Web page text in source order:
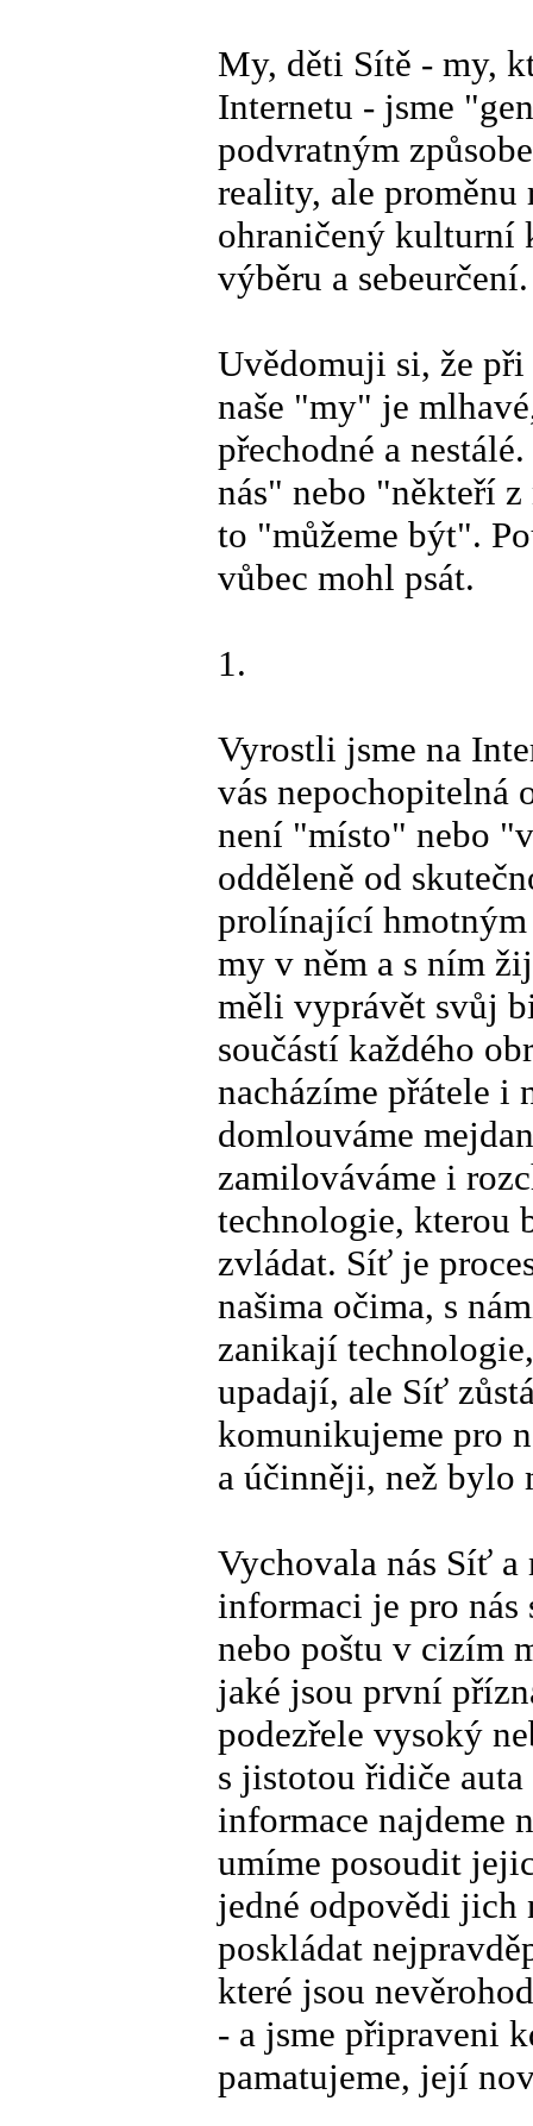
My, děti Sítě - my,
Internetu - jsme
podvratným
reality, ale
ohraničený kulturní
výběru a sebeurčení.
Uvědomuji si, že
naše "my" je
přechodné a
nás" nebo "někteří
to "můžeme být".
vůbec mohl psát.
1.
Vyrostli jsme na
vás nepochopitelná
není "místo" nebo
odděleně od
prolínající hmotným
my v něm a s ním
měli vyprávět svůj
součástí každého
nacházíme přátele i
domlouváme
zamilováváme i
technologie, kterou
zvládat. Síť je
našima očima, s
zanikají
upadají, ale Síť
komunikujeme pro
a účinněji, než bylo
Vychovala nás Síť
informaci je pro nás
nebo poštu v cizím
jaké jsou první
podezřele vysoký
s jistotou řidiče
informace najdeme
umíme posoudit
jedné odpovědi jich
poskládat
které jsou
- a jsme připraveni
pamatujeme, její